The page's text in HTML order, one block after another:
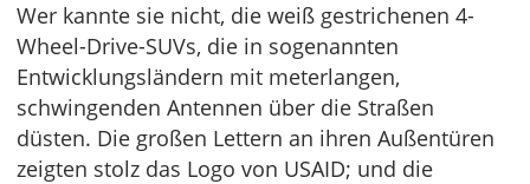
Wer kannte sie nicht, die weiß gestrichenen 4-
Wheel-Drive-SUVs, die in sogenannten
Entwicklungsländern mit meterlangen,
schwingenden Antennen über die Straßen
düsten. Die großen Lettern an ihren Außentüren
zeigten stolz das Logo von USAID; und die